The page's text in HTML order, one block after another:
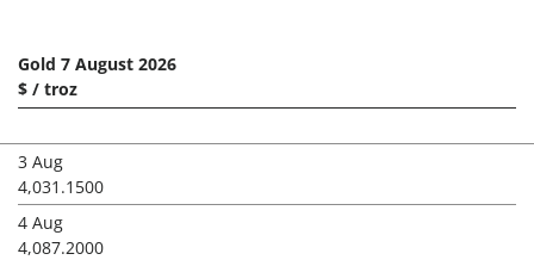
Gold 7 August 2026
$ / troz
3 Aug
4,031.1500
4 Aug
4,087.2000